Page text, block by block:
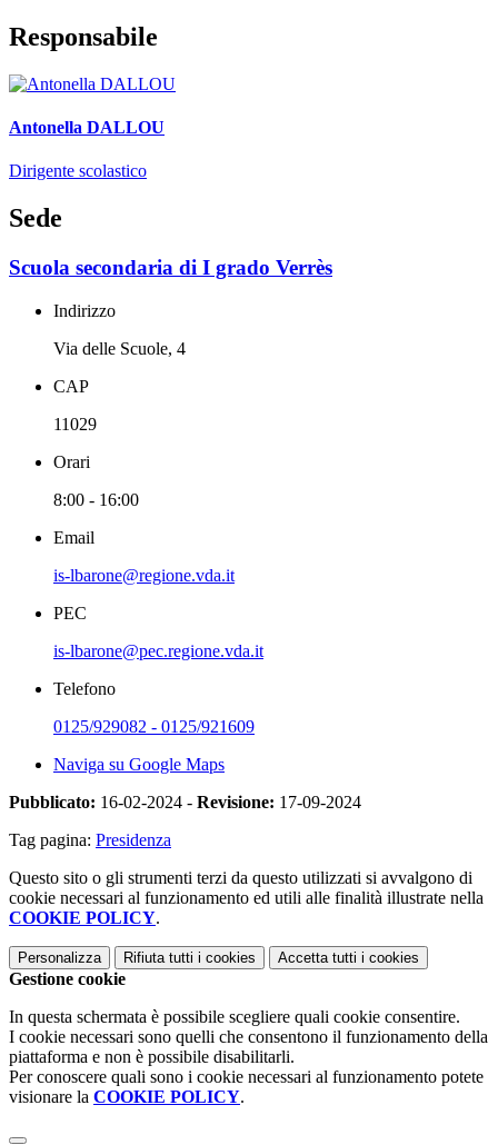
Responsabile
Antonella DALLOU
Dirigente scolastico
Sede
Scuola secondaria di I grado Verrès
Indirizzo
Via delle Scuole, 4
CAP
11029
Orari
8:00 - 16:00
Email
is-lbarone@regione.vda.it
PEC
is-lbarone@pec.regione.vda.it
Telefono
0125/929082 - 0125/921609
Naviga su Google Maps
Pubblicato: 16-02-2024 - Revisione: 17-09-2024
Tag pagina: Presidenza
Questo sito o gli strumenti terzi da questo utilizzati si avvalgono di
cookie necessari al funzionamento ed utili alle finalità illustrate nella
COOKIE POLICY.
Personalizza Rifiuta tutti i cookies Accetta tutti i cookies
Gestione cookie
In questa schermata è possibile scegliere quali cookie consentire.
I cookie necessari sono quelli che consentono il funzionamento della
piattaforma e non è possibile disabilitarli.
Per conoscere quali sono i cookie necessari al funzionamento potete
visionare la COOKIE POLICY.